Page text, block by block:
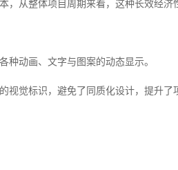
，从整体项目周期来看，这种长效经济
种动画、文字与图案的动态显示。
视觉标识，避免了同质化设计，提升了